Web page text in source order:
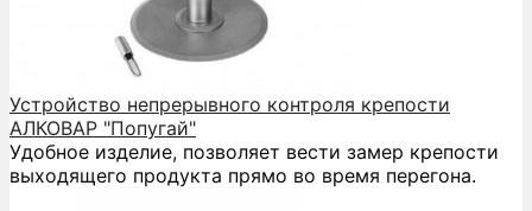
Устройство непрерывного контроля крепости
АЛКОВАР "Попугай"
Удобное изделие, позволяет вести замер крепости
выходящего продукта прямо во время перегона.